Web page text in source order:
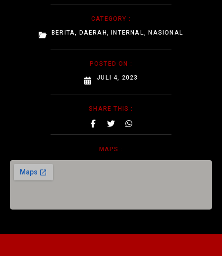
CATEGORY :
BERITA, DAERAH,INTERNAL,NASIONAL
POSTED ON :
JULI 4, 2023
SHARE THIS :
MAPS :